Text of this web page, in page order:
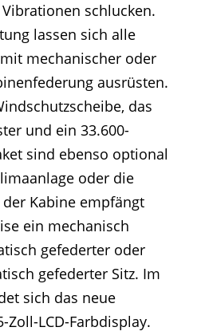
schlucken.
lassen sich alle
mechanischer oder
ausrüsten.
das
und ein 33.600-
sind ebenso optional
oder die
Kabine empfängt
ein mechanisch
gefederter oder
gefederter Sitz. Im
sich das neue
LCD-Farbdisplay.